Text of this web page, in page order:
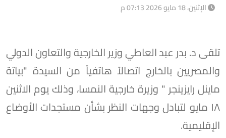
الإثنين، 18 مايو 2026 07:13 م
تلقى د. بدر عبد العاطي وزير الخارجية والتعاون الدولي
والمصريين بالخارج اتصالاً هاتفياً من السيدة "بياتة
ماينل رايزينجر " وزيرة خارجية النمسا، وذلك يوم الاثنين
١٨ مايو لتبادل وجهات النظر بشأن مستجدات الأوضاع
الإقليمية.